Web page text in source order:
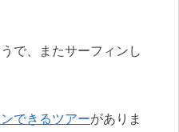
で、またサーフィンし
できるツアーがありま